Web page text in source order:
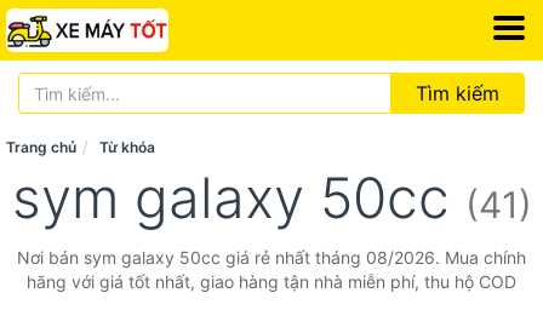
Tìm kiếm
Trang chủ Từ khóa
sym galaxy 50cc (41)
Nơi bán sym galaxy 50cc giá rẻ nhất tháng 08/2026. Mua chính
hãng với giá tốt nhất, giao hàng tận nhà miễn phí, thu hộ COD